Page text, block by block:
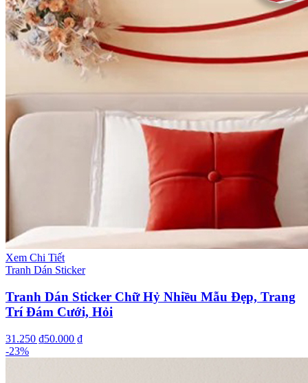
Xem Chi Tiết
Tranh Dán Sticker
Tranh Dán Sticker Chữ Hỷ Nhiều Mẫu Đẹp, Trang
Trí Đám Cưới, Hỏi
31.250 ₫50.000 ₫
-23%